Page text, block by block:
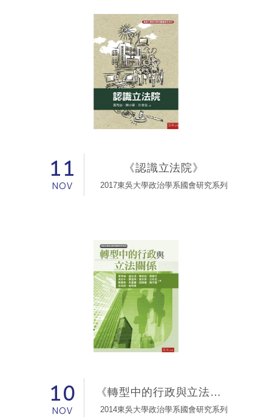
11
NOV
《認識立法院》
2017東吳大學政治學系國會研究系列
10
NOV
《轉型中的行政與立法關係》
2014東吳大學政治學系國會研究系列